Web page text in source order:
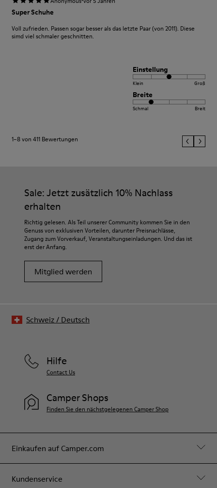
Super Schuhe
Voll zufrieden. Passen sogar besser als das letzte Paar (von 2011). Diese
simd viel schmaler geschnitten.
Einstellung
Klein Groß
Breite
Schmal Breit
1–8 von 411 Bewertungen
Sale: Jetzt zusätzlich 10% Nachlass
erhalten
Richtig gelesen. Als Teil unserer Community kommen Sie in den
Genuss von exklusiven Vorteilen, darunter Preisnachlässe,
Zugang zum Vorverkauf, Veranstaltungseinladungen. Und das ist
erst der Anfang.
Mitglied werden
Einkaufen auf Camper.com
Kundenservice
Hilfe
Contact Us
Camper Shops
Finden Sie den nächstgelegenen Camper Shop
Schweiz/ Deutsch